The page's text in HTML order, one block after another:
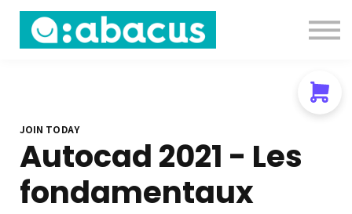
Nous contacter
About us
JOIN TODAY
Autocad 2021 - Les
fondamentaux